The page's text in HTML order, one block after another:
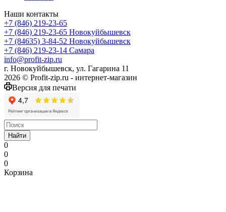
Наши контакты
+7 (846) 219-23-65
+7 (846) 219-23-65 Новокуйбышевск
+7 (84635) 3-84-52 Новокуйбышевск
+7 (846) 219-23-14 Самара
info@profit-zip.ru
г. Новокуйбышевск, ул. Гагарина 11
2026 © Profit-zip.ru - интернет-магазин
Версия для печати
Найти
0
0
0
Корзина